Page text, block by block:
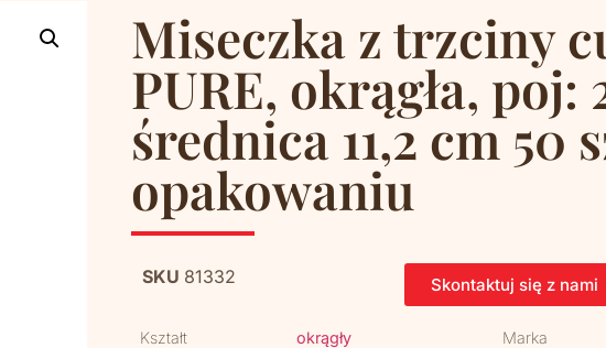
Miseczka z trzciny
PURE, okrągła, poj:
średnica 11,2 cm 50
opakowaniu
SKU 81332 Skontaktuj się z nami
Kształt okrągły Marka